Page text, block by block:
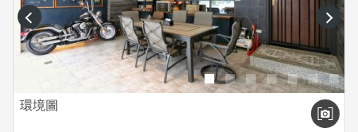
prev next
環境圖